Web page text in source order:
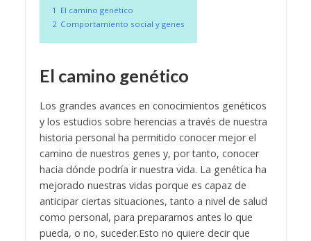
1 El camino genético
2 Comportamiento social y genes
El camino genético
Los grandes avances en conocimientos genéticos
y los estudios sobre herencias a través de nuestra
historia personal ha permitido conocer mejor el
camino de nuestros genes y, por tanto, conocer
hacia dónde podría ir nuestra vida. La genética ha
mejorado nuestras vidas porque es capaz de
anticipar ciertas situaciones, tanto a nivel de salud
como personal, para prepararnos antes lo que
pueda, o no, suceder.Esto no quiere decir que